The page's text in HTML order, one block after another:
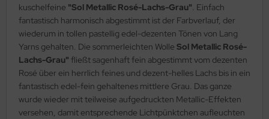
kuschelfeine "Sol Metallic Rosé-Lachs-Grau". Einfach
fantastisch harmonisch abgestimmt ist der Farbverlauf, der
wiederum in tollen pastellig edel-dezenten Tönen von Lang
Yarns gehalten. Die sommerleichten Wolle Sol Metallic Rosé-
Lachs-Grau" fließt sagenhaft fein abgestimmt vom dezenten
Rosé über ein herrlich feines und dezent-helles Lachs bis in ein
fantastisch edel-fein gehaltenes mittlere Grau. Das ganze
wurde wieder mit teilweise aufgedruckten Metallic-Effekten
versehen, damit entsprechende Lichtpünktchen aufleuchten